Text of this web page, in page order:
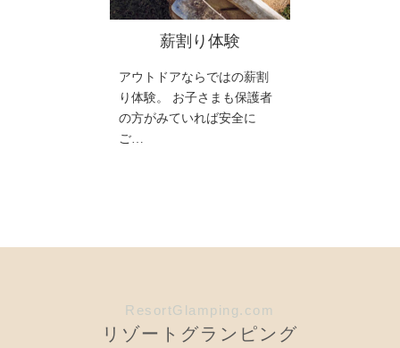
薪割り体験
アウトドアならではの薪割
り体験。 お子さまも保護者
の方がみていれば安全に
ご…
ResortGlamping.com
リゾートグランピング